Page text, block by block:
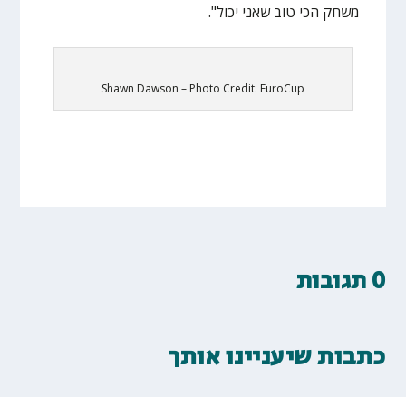
משחק הכי טוב שאני יכול".
Shawn Dawson – Photo Credit: EuroCup
0 תגובות
כתבות שיעניינו אותך